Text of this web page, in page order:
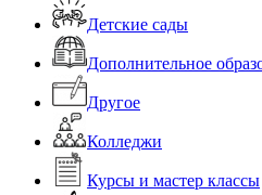
Детские сады
Дополнительное
Другое
Колледжи
Курсы и мастер классы